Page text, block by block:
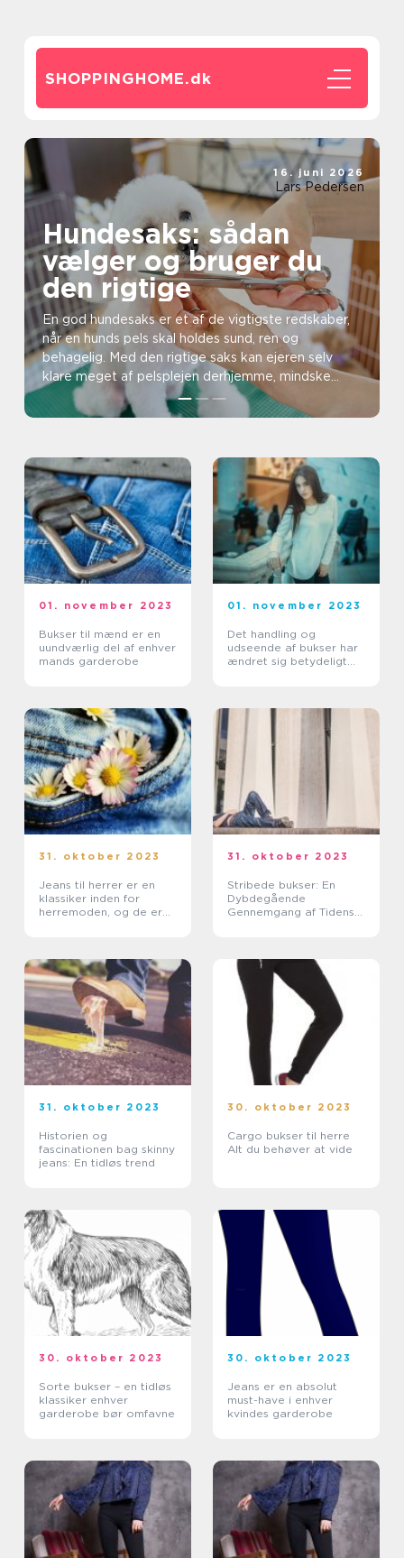
SHOPPINGHOME.dk
Hundesaks: sådan
vælger og bruger du
den rigtige
En god hundesaks er et af de vigtigste redskaber,
når en hunds pels skal holdes sund, ren og
behagelig. Med den rigtige saks kan ejeren selv
klare meget af pelsplejen derhjemme, mindske
risikoen...
16. juni 2026
Lars Pedersen
01. november 2023
Bukser til mænd er en
uundværlig del af enhver
mands garderobe
01. november 2023
Det handling og
udseende af bukser har
ændret sig betydeligt
31. oktober 2023
Jeans til herrer er en
klassiker inden for
herremoden, og de er
31. oktober 2023
Stribede bukser: En
Dybdegående
Gennemgang af Tidens
31. oktober 2023
Historien og
fascinationen bag skinny
jeans: En tidløs trend
30. oktober 2023
Cargo bukser til herre
Alt du behøver at vide
30. oktober 2023
Sorte bukser – en tidløs
klassiker enhver
garderobe bør omfavne
30. oktober 2023
Jeans er en absolut
must-have i enhver
kvindes garderobe